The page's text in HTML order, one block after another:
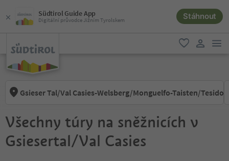
Südtirol Guide App
Digitální průvodce Jižním Tyrolskem Stáhnout
oblíbené
Gsieser Tal/Val Casies-Welsberg/Monguelfo-Taisten/Tesido
Všechny túry na sněžnicích v
Gsiesertal/Val Casies